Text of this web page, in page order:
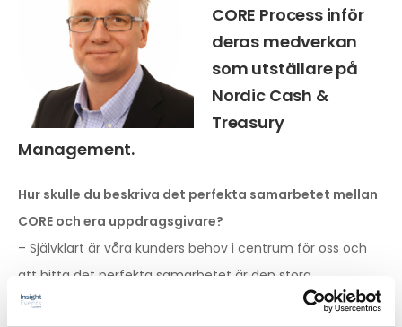
CORE Process inför
deras medverkan
som utställare på
Nordic Cash &
Treasury
Management.
Hur skulle du beskriva det perfekta samarbetet mellan
CORE och era uppdragsgivare?
– Självklart är våra kunders behov i centrum för oss och
att hitta det perfekta samarbetet är den stora
utmaningen. Varje kunds behov är unikt och det gäller för